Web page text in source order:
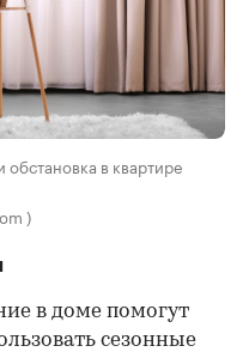
в квартире
)
в доме помогут
сезонные